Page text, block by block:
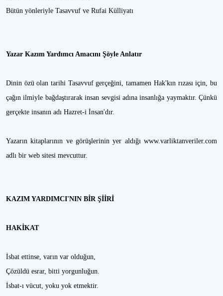
Bütün yönleriyle Tasavvuf ve Rufai Külliyatı
Yazar Kazım Yardımcı Amacını Şöyle Anlatır
Dinin özü olan tarihi Tasavvuf gerçeğini, tamamen Hak'kın rızası için, bu
çağın ilmiyle bağdaştırarak insan sevgisi adına insanlığa yaymaktır. Çünkü
gerçekte insanın adı Hazret-i İnsan'dır.
Yazarın kitaplarının ve görüşlerinin yer aldığı www.varliktanveriler.com
adlı bir web sitesi mevcuttur.
KAZIM YARDIMCI'NIN BİR ŞİİRİ
HAKİKAT
İsbat ettinse, varın var olduğun,
Çözüldü esrar, bitti yorgunluğun.
İsbat-ı vücut, yoku yok etmektir.